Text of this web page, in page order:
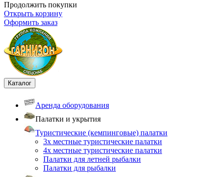
Продолжить покупки
Открыть корзину
Оформить заказ
Каталог
Аренда оборудования
Палатки и укрытия
Туристические (кемпинговые) палатки
3х местные туристические палатки
4х местные туристические палатки
Палатки для летней рыбалки
Палатки для рыбалки